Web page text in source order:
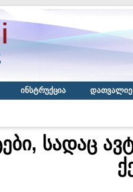
ინსტრუქცია
სადაც